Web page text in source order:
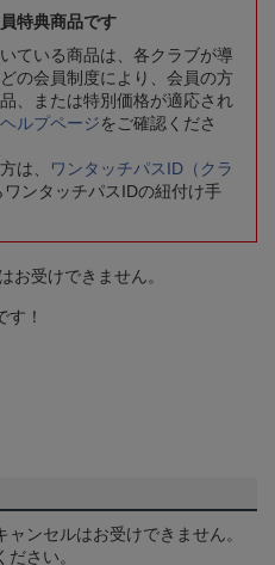
特典商品です
ている商品は、各クラブが導
の会員制度により、会員の方
、または特別価格が適応され
ヘルプページをご確認くださ
は、
ワンタッチパスID（クラ
ワンタッチパスIDの紐付け手
お受けできません。
！
ンセルはお受けできません。
ださい。